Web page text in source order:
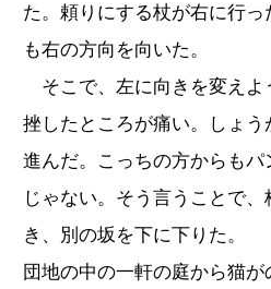
た。頼りにする杖が右に行
も右の方向を向いた。
そこで、左に向きを変えよ
挫したところが痛い。しょう
進んだ。こっちの方からも
じゃない。そう言うことで
き、別の坂を下に下りた。
団地の中の一軒の庭から猫